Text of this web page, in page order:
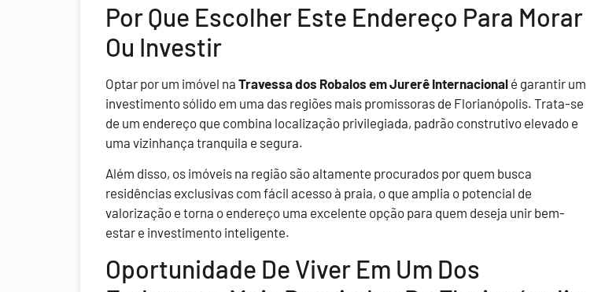
Por Que Escolher Este Endereço Para Morar
Ou Investir
Optar por um imóvel na Travessa dos Robalos em Jurerê Internacional é garantir um
investimento sólido em uma das regiões mais promissoras de Florianópolis. Trata-se
de um endereço que combina localização privilegiada, padrão construtivo elevado e
uma vizinhança tranquila e segura.
Além disso, os imóveis na região são altamente procurados por quem busca
residências exclusivas com fácil acesso à praia, o que amplia o potencial de
valorização e torna o endereço uma excelente opção para quem deseja unir bem-
estar e investimento inteligente.
Oportunidade De Viver Em Um Dos